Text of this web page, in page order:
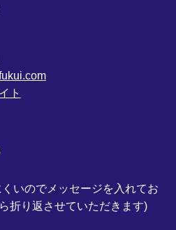
ト
いのでメッセージを入れてお
折り返させていただきます)